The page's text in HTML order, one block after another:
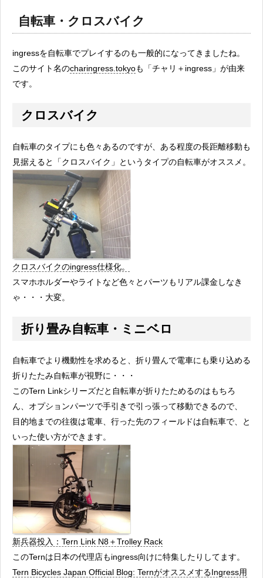
自転車・クロスバイク
ingressを自転車でプレイするのも一般的になってきましたね。
このサイト名のcharingress.tokyoも「チャリ＋ingress」が由来
です。
クロスバイク
自転車のタイプにも色々あるのですが、ある程度の長距離移動も
見据えると「クロスバイク」というタイプの自転車がオススメ。
クロスバイクのingress仕様化。
スマホホルダーやライトなど色々とパーツもリアル課金しなき
ゃ・・・大変。
折り畳み自転車・ミニベロ
自転車でより機動性を求めると、折り畳んで電車にも乗り込める
折りたたみ自転車が視野に・・・
このTern Linkシリーズだと自転車が折りたためるのはもちろ
ん、オプションパーツで手引きで引っ張って移動できるので、
目的地までの往復は電車、行った先のフィールドは自転車で、と
いった使い方ができます。
新兵器投入：Tern Link N8＋Trolley Rack
このTernは日本の代理店もingress向けに特集したりしてます。
Tern Bicycles Japan Official Blog: TernがオススメするIngress用